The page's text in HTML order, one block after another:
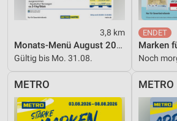
3,8 km
Monats-Menü August 2026
Gültig bis Mo. 31.08.
Marken
Noch
METRO METRO
Verwendung von Profilen zur Auswahl
personalisierter Inhalte
Messung der Werbeleistung
Kombinationen von Daten aus
Quellen